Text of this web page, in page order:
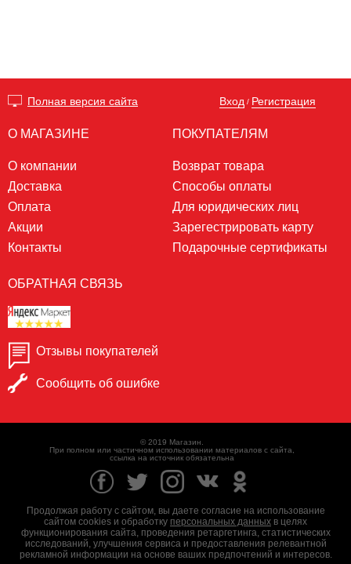
Полная версия сайта Вход / Регистрация
О МАГАЗИНЕ
О компании
Доставка
Оплата
Акции
Контакты
ПОКУПАТЕЛЯМ
Возврат товара
Способы оплаты
Для юридических лиц
Зарегестрировать карту
Подарочные сертификаты
ОБРАТНАЯ СВЯЗЬ
Отзывы покупателей
Сообщить об ошибке
© 2019 Магазин.
При полном или частичном использовании материалов с сайта,
ссылка на источник обязательна
Продолжая работу с сайтом, вы даете согласие на использование
сайтом cookies и обработку персональных данных в целях
функционирования сайта, проведения ретаргетинга, статистических
исследований, улучшения сервиса и предоставления релевантной
рекламной информации на основе ваших предпочтений и интересов.